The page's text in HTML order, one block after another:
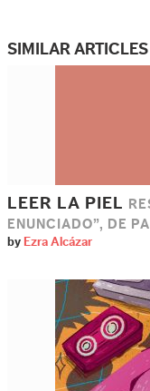
SIMILAR ARTICLES
LEER LA PIEL
ENUNCIADO”, DE
by Ezra Alcázar